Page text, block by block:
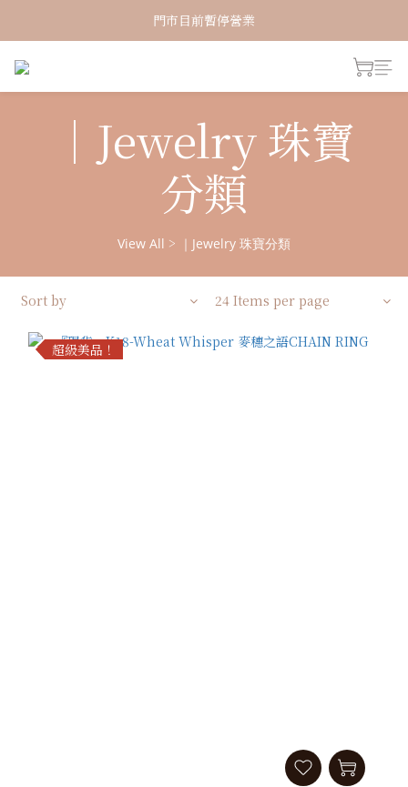
新加入會員！即享有NT150購物金
門市目前暫停營業
｜Jewelry 珠寶
分類
View All > ｜Jewelry 珠寶分類
Sort by 24 Items per page
超級美品！